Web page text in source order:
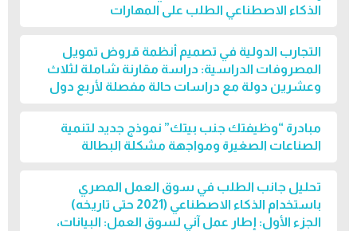
الذكاء الاصطناعي الطلب على المهارات
التجارب الدولية في تصميم أنظمة قروض تمويل
المصروفات الدراسية: دراسة مقارنة شاملة لثلاث
وعشرين دولة مع دراسات حالة مفصلة لأربع دول
مبادرة “وظيفتك جنب بيتك” نموذج جديد لتنمية
الصناعات الصغيرة ومواجهة مشكلة البطالة
تحليل جانب الطلب في سوق العمل المصري
باستخدام الذكاء الاصطناعي (2021 حتى تاريخه)
الجزء الأول: إطار عمل آني لسوق العمل: البيانات،